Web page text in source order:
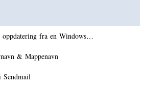
fra en Windows…
& Mappenavn
Sendmail